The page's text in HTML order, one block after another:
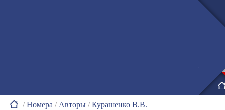
/Номера / Авторы /Курашенко В.В.